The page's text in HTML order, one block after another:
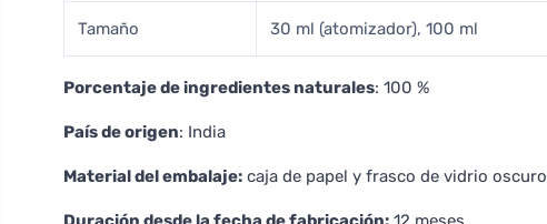
Tamaño 30 ml (atomizador), 100 ml
Porcentaje de ingredientes naturales: 100 %
País de origen: India
Material del embalaje: caja de papel y frasco de vidrio oscuro